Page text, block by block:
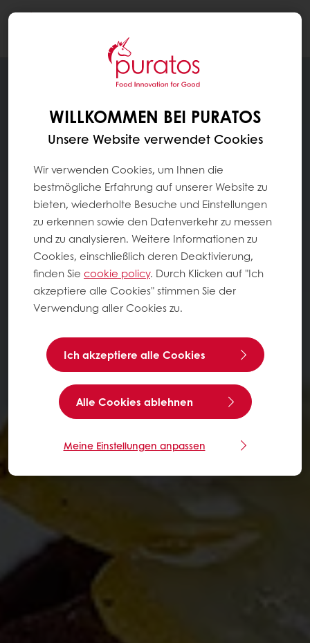
WILLKOMMEN BEI PURATOS
Unsere Website verwendet Cookies
Wir verwenden Cookies, um Ihnen die
bestmögliche Erfahrung auf unserer Website zu
bieten, wiederholte Besuche und Einstellungen
zu erkennen sowie den Datenverkehr zu messen
und zu analysieren. Weitere Informationen zu
Cookies, einschließlich deren Deaktivierung,
finden Sie cookie policy. Durch Klicken auf "Ich
akzeptiere alle Cookies" stimmen Sie der
Verwendung aller Cookies zu.
Ich akzeptiere alle Cookies
Alle Cookies ablehnen
Meine Einstellungen anpassen